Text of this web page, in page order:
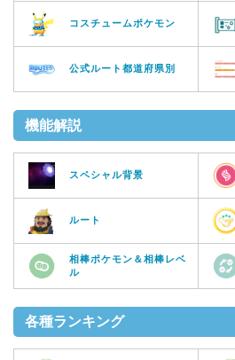
コスチュームポケモン
公式ルート都道府県別
機能解説
スペシャル背景
ルート
相棒ポケモン＆相棒レベ
ル
各種ランキング